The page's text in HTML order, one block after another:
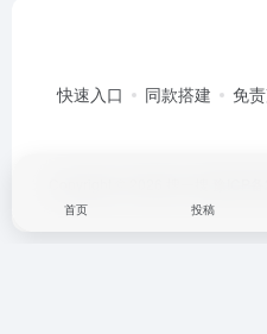
快速入口 同款搭建 免
首页 投稿